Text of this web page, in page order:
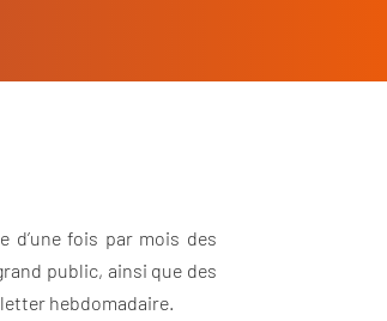
d’une fois par mois des
public, ainsi que des
hebdomadaire.